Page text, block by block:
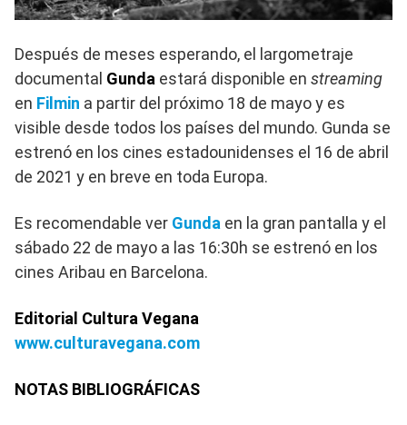
Después de meses esperando, el largometraje
documental Gunda estará disponible en streaming
en Filmin a partir del próximo 18 de mayo y es
visible desde todos los países del mundo. Gunda se
estrenó en los cines estadounidenses el 16 de abril
de 2021 y en breve en toda Europa.
Es recomendable ver Gunda en la gran pantalla y el
sábado 22 de mayo a las 16:30h se estrenó en los
cines Aribau en Barcelona.
Editorial Cultura Vegana
www.culturavegana.com
NOTAS BIBLIOGRÁFICAS